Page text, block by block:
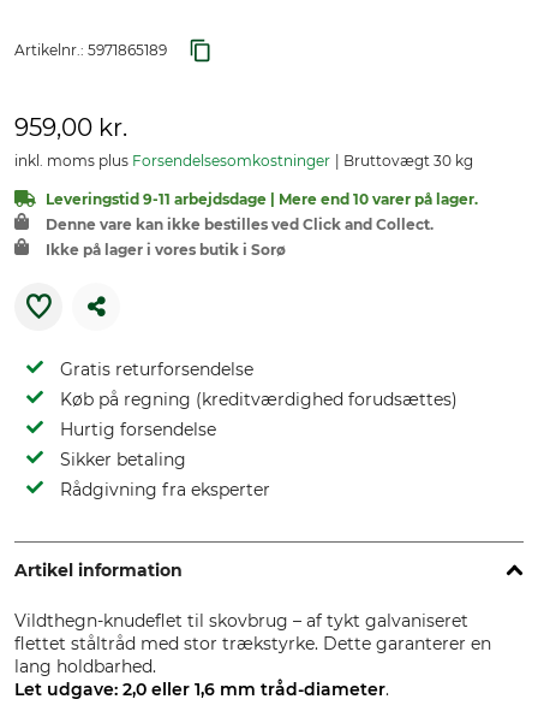
Artikelnr.: 5971865189
959,00 kr.
inkl. moms plus Forsendelsesomkostninger Bruttovægt 30 kg
Leveringstid 9-11 arbejdsdage | Mere end 10 varer på lager.
Denne vare kan ikke bestilles ved Click and Collect.
Ikke på lager i vores butik i Sorø
Gratis returforsendelse
Køb på regning (kreditværdighed forudsættes)
Hurtig forsendelse
Sikker betaling
Rådgivning fra eksperter
Artikel information
Vildthegn-knudeflet til skovbrug – af tykt galvaniseret
flettet ståltråd med stor trækstyrke. Dette garanterer en
lang holdbarhed.
Let udgave: 2,0 eller 1,6 mm tråd-diameter.